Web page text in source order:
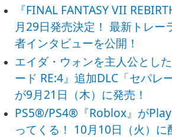
『FINAL FANTASY VII
月29日発売決定！ 最新トレー
者インタビューを公開！
エイダ・ウォンを主人公とし
ード RE:4』追加DLC「セパレ
が9月21日（木）に発売！
PS5®/PS4®『Roblox』が
ってくる！ 10月10日（火）に